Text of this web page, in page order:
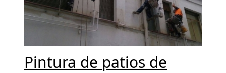
Pintura de patios de